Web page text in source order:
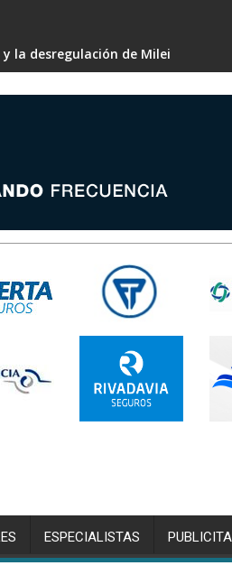
la desregulación de Milei
no volverte obsoleto en silencio"
ESPECIALISTAS